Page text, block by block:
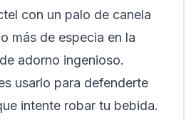
con un palo de canela
más de especia en la
adorno ingenioso.
usarlo para defenderte
intente robar tu bebida.